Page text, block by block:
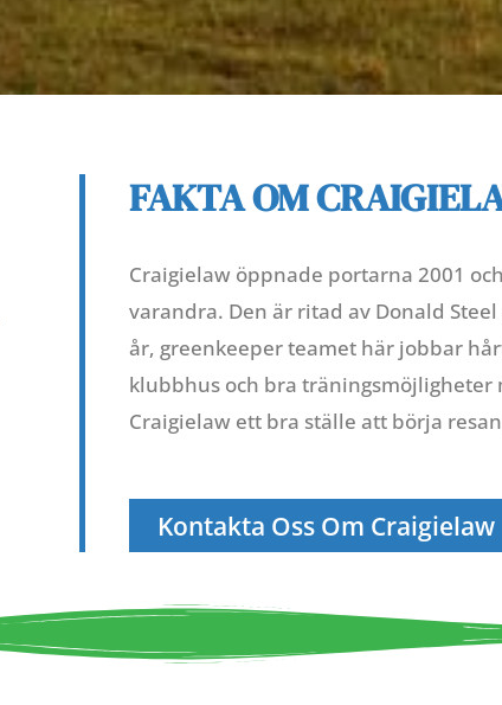
FAKTA OM
Craigielaw öppnade portarna 2001
varandra. Den är ritad av Donald
år, greenkeeper teamet här jobbar
klubbhus och bra
Craigielaw ett bra ställe att börja
Kontakta Oss Om Craigielaw